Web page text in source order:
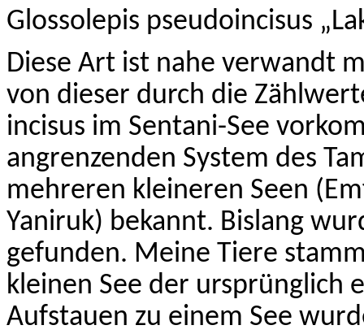
Glossolepis pseudoincisus
Diese Art ist nahe verwandt
von dieser durch die
incisus im Sentani-See
angrenzenden System des
mehreren kleineren Seen (
Yaniruk) bekannt. Bislang
gefunden. Meine Tiere
kleinen See der ursprünglich
Aufstauen zu einem See